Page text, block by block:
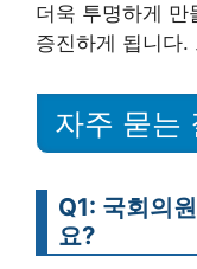
더욱 투명하게 만
증진하게 됩니다.
자주 묻는
Q1: 국회의
요?